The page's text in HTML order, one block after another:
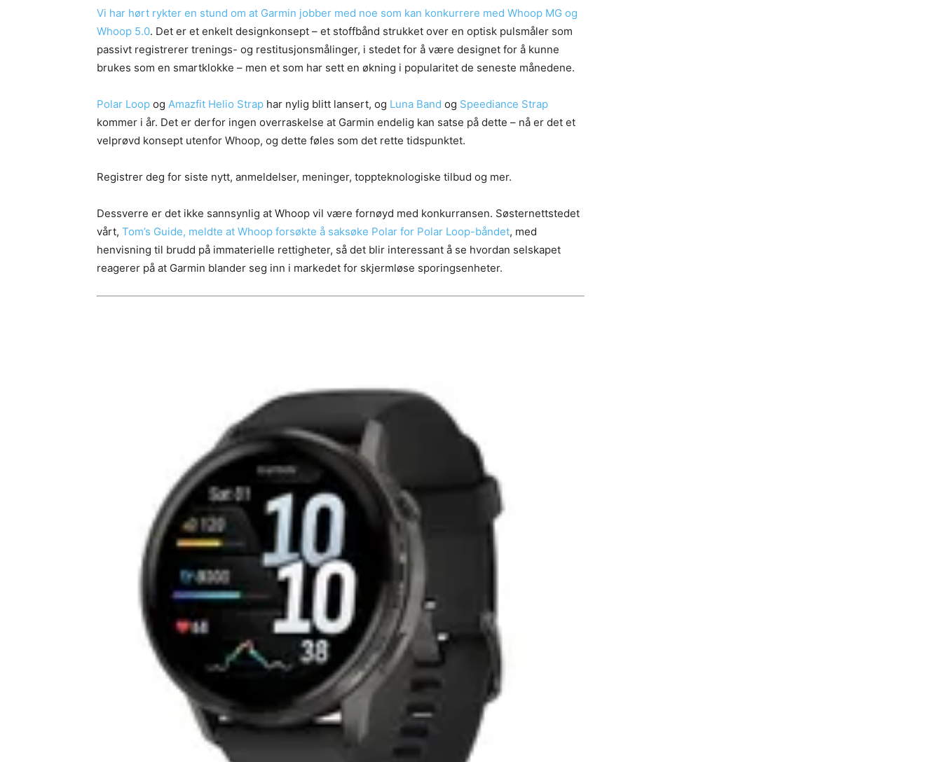
Vi har hørt rykter en stund om at Garmin jobber med noe som kan konkurrere med Whoop MG og
Whoop 5.0. Det er et enkelt designkonsept – et stoffbånd strukket over en optisk pulsmåler som
passivt registrerer trenings- og restitusjonsmålinger, i stedet for å være designet for å kunne
brukes som en smartklokke – men et som har sett en økning i popularitet de seneste månedene.
Polar Loop og Amazfit Helio Strap har nylig blitt lansert, og Luna Band og Speediance Strap
kommer i år. Det er derfor ingen overraskelse at Garmin endelig kan satse på dette – nå er det et
velprøvd konsept utenfor Whoop, og dette føles som det rette tidspunktet.
Registrer deg for siste nytt, anmeldelser, meninger, toppteknologiske tilbud og mer.
Dessverre er det ikke sannsynlig at Whoop vil være fornøyd med konkurransen. Søsternettstedet
vårt, Tom’s Guide, meldte at Whoop forsøkte å saksøke Polar for Polar Loop-båndet, med
henvisning til brudd på immaterielle rettigheter, så det blir interessant å se hvordan selskapet
reagerer på at Garmin blander seg inn i markedet for skjermløse sporingsenheter.